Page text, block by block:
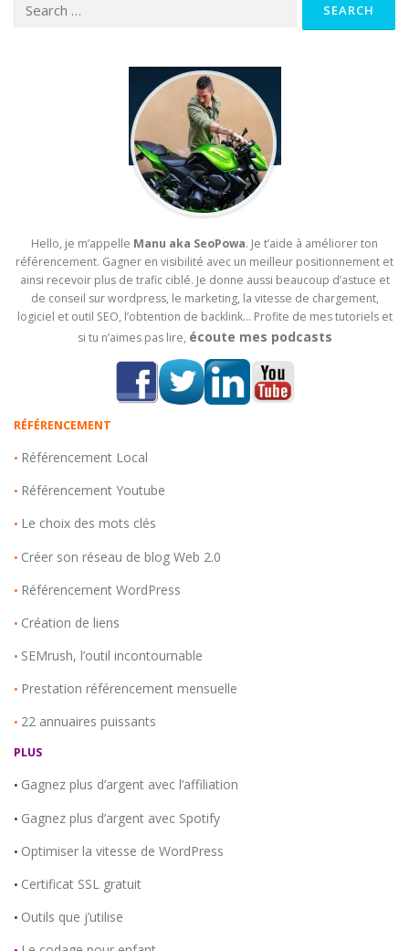
Hello, je m’appelle Manu aka SeoPowa. Je t’aide à améliorer ton
référencement. Gagner en visibilité avec un meilleur positionnement et
ainsi recevoir plus de trafic ciblé. Je donne aussi beaucoup d’astuce et
de conseil sur wordpress, le marketing, la vitesse de chargement,
logiciel et outil SEO, l’obtention de backlink… Profite de mes tutoriels et
si tu n’aimes pas lire, écoute mes podcasts
RÉFÉRENCEMENT
• Référencement Local
• Référencement Youtube
• Le choix des mots clés
• Créer son réseau de blog Web 2.0
• Référencement WordPress
• Création de liens
• SEMrush, l’outil incontournable
• Prestation référencement mensuelle
• 22 annuaires puissants
PLUS
• Gagnez plus d’argent avec l’affiliation
• Gagnez plus d’argent avec Spotify
• Optimiser la vitesse de WordPress
• Certificat SSL gratuit
• Outils que j’utilise